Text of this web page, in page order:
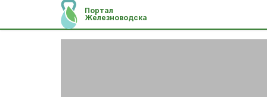
Портал
Железноводска